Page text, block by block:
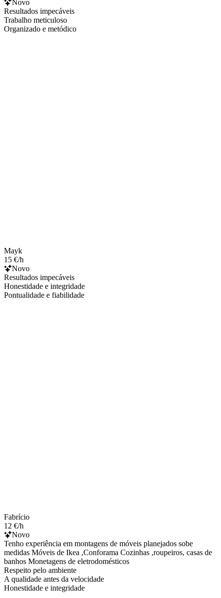
Novo
Resultados impecáveis
Trabalho meticuloso
Organizado e metódico
Mayk
15 €/h
Novo
Resultados impecáveis
Honestidade e integridade
Pontualidade e fiabilidade
Fabrício
12 €/h
Novo
Tenho experiência em montagens de móveis planejados sobe
medidas Móveis de Ikea ,Conforama Cozinhas ,roupeiros, casas de
banhos Monetagens de eletrodomésticos
Respeito pelo ambiente
A qualidade antes da velocidade
Honestidade e integridade